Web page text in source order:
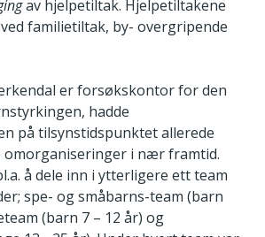
av hjelpetiltak. Hjelpetiltakene
familietiltak, by- overgripende
er forsøkskontor for den
hadde
på tilsynstidspunktet allerede
i nær framtid.
å dele inn i ytterligere ett team
spe- og småbarns-team (barn
(barn 7 – 12 år) og